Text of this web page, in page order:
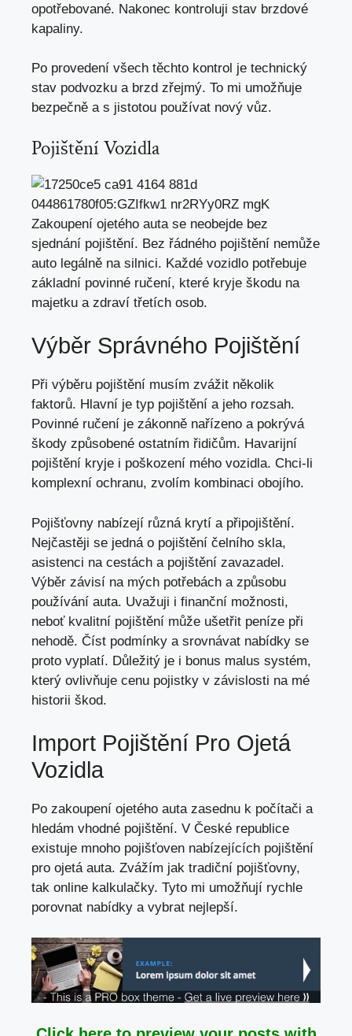
opotřebované. Nakonec kontroluji stav brzdové
kapaliny.
Po provedení všech těchto kontrol je technický
stav podvozku a brzd zřejmý. To mi umožňuje
bezpečně a s jistotou používat nový vůz.
Pojištění Vozidla
Zakoupení ojetého auta se neobejde bez
sjednání pojištění. Bez řádného pojištění nemůže
auto legálně na silnici. Každé vozidlo potřebuje
základní povinné ručení, které kryje škodu na
majetku a zdraví třetích osob.
Výběr Správného Pojištění
Při výběru pojištění musím zvážit několik
faktorů. Hlavní je typ pojištění a jeho rozsah.
Povinné ručení je zákonně nařízeno a pokrývá
škody způsobené ostatním řidičům. Havarijní
pojištění kryje i poškození mého vozidla. Chci-li
komplexní ochranu, zvolím kombinaci obojího.
Pojišťovny nabízejí různá krytí a připojištění.
Nejčastěji se jedná o pojištění čelního skla,
asistenci na cestách a pojištění zavazadel.
Výběr závisí na mých potřebách a způsobu
používání auta. Uvažuji i finanční možnosti,
neboť kvalitní pojištění může ušetřit peníze při
nehodě. Číst podmínky a srovnávat nabídky se
proto vyplatí. Důležitý je i bonus malus systém,
který ovlivňuje cenu pojistky v závislosti na mé
historii škod.
Import Pojištění Pro Ojetá
Vozidla
Po zakoupení ojetého auta zasednu k počítači a
hledám vhodné pojištění. V České republice
existuje mnoho pojišťoven nabízejících pojištění
pro ojetá auta. Zvážím jak tradiční pojišťovny,
tak online kalkulačky. Tyto mi umožňují rychle
porovnat nabídky a vybrat nejlepší.